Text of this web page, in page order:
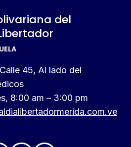
del
45, Al lado del
8:00 am – 3:00 pm